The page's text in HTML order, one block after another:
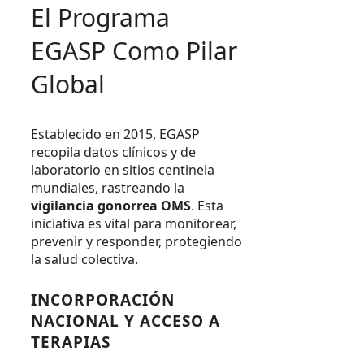
El Programa
EGASP Como Pilar
Global
Establecido en 2015, EGASP
recopila datos clínicos y de
laboratorio en sitios centinela
mundiales, rastreando la
vigilancia gonorrea OMS. Esta
iniciativa es vital para monitorear,
prevenir y responder, protegiendo
la salud colectiva.
INCORPORACIÓN
NACIONAL Y ACCESO A
TERAPIAS